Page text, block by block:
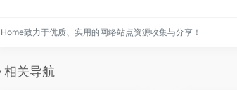
Home致力于优质、实用的网络站点资源收集与分享！
相关导航